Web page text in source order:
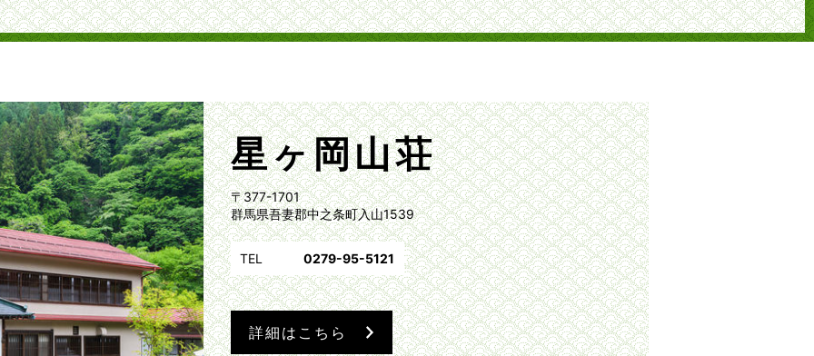
星ヶ岡山荘
〒377-1701
群馬県吾妻郡中之条町入山1539
TEL 0279-95-5121
詳細はこちら